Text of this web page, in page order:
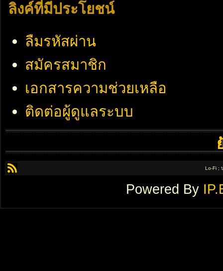
ลิงค์ที่มีประโยชน์
ลืมรหัสผ่าน
สมัครสมาชิก
เอกสารความช่วยเหลือ
ติดต่อผู้ดูแลระบบ
Lo-Fi ;
Powered By